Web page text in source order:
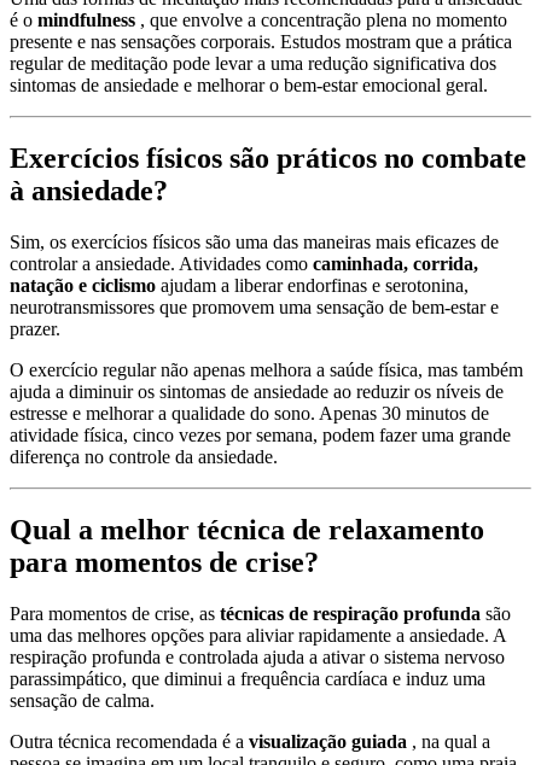
é o mindfulness , que envolve a concentração plena no momento
presente e nas sensações corporais. Estudos mostram que a prática
regular de meditação pode levar a uma redução significativa dos
sintomas de ansiedade e melhorar o bem-estar emocional geral.
Exercícios físicos são práticos no combate
à ansiedade?
Sim, os exercícios físicos são uma das maneiras mais eficazes de
controlar a ansiedade. Atividades como caminhada, corrida,
natação e ciclismo ajudam a liberar endorfinas e serotonina,
neurotransmissores que promovem uma sensação de bem-estar e
prazer.
O exercício regular não apenas melhora a saúde física, mas também
ajuda a diminuir os sintomas de ansiedade ao reduzir os níveis de
estresse e melhorar a qualidade do sono. Apenas 30 minutos de
atividade física, cinco vezes por semana, podem fazer uma grande
diferença no controle da ansiedade.
Qual a melhor técnica de relaxamento
para momentos de crise?
Para momentos de crise, as técnicas de respiração profunda são
uma das melhores opções para aliviar rapidamente a ansiedade. A
respiração profunda e controlada ajuda a ativar o sistema nervoso
parassimpático, que diminui a frequência cardíaca e induz uma
sensação de calma.
Outra técnica recomendada é a visualização guiada , na qual a